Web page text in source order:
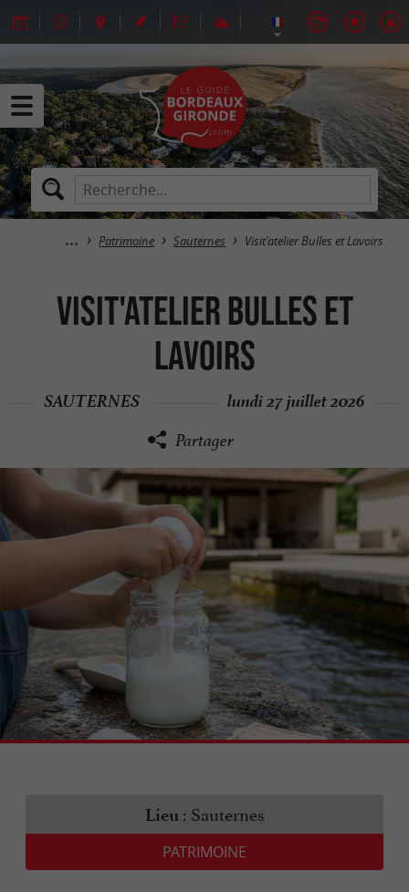
Patrimoine Sauternes Visit'atelier Bulles et Lavoirs
Visit'atelier Bulles et
Lavoirs
SAUTERNES lundi 27 juillet 2026
Partager
Lieu : Sauternes
PATRIMOINE